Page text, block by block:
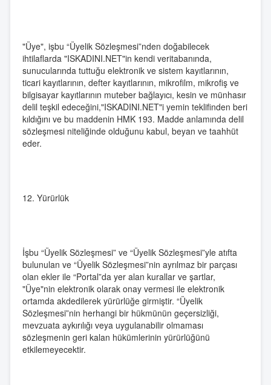
"Üye", işbu “Üyelik Sözleşmesi”nden doğabilecek
ihtilaflarda "ISKADINI.NET"in kendi veritabanında,
sunucularında tuttuğu elektronik ve sistem kayıtlarının,
ticari kayıtlarının, defter kayıtlarının, mikrofilm, mikrofiş ve
bilgisayar kayıtlarının muteber bağlayıcı, kesin ve münhasır
delil teşkil edeceğini,"ISKADINI.NET"i yemin teklifinden beri
kıldığını ve bu maddenin HMK 193. Madde anlamında delil
sözleşmesi niteliğinde olduğunu kabul, beyan ve taahhüt
eder.
12. Yürürlük
İşbu “Üyelik Sözleşmesi” ve “Üyelik Sözleşmesi”yle atıfta
bulunulan ve “Üyelik Sözleşmesi”nin ayrılmaz bir parçası
olan ekler ile “Portal”da yer alan kurallar ve şartlar,
"Üye"nin elektronik olarak onay vermesi ile elektronik
ortamda akdedilerek yürürlüğe girmiştir. “Üyelik
Sözleşmesi”nin herhangi bir hükmünün geçersizliği,
mevzuata aykırılığı veya uygulanabilir olmaması
sözleşmenin geri kalan hükümlerinin yürürlüğünü
etkilemeyecektir.